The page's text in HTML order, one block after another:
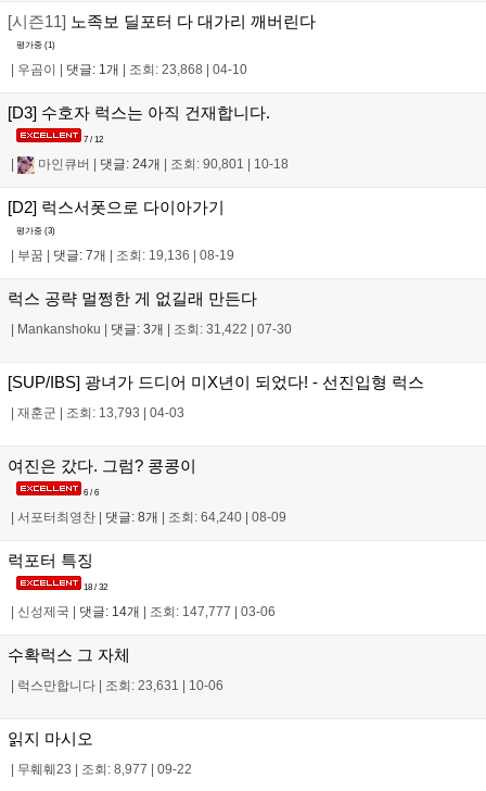
[시즌11] 노족보 딜포터 다 대가리 깨버린다
평가중 (1)
| 우곰이 | 댓글: 1개 | 조회: 23,868 | 04-10
[D3] 수호자 럭스는 아직 건재합니다.
7 / 12
마인큐버 댓글: 24개 조회: 90,801 10-18
[D2] 럭스서폿으로 다이아가기
평가중 (3)
| 부꿈 | 댓글: 7개 | 조회: 19,136 | 08-19
럭스 공략 멀쩡한 게 없길래 만든다
| Mankanshoku | 댓글: 3개 | 조회: 31,422 | 07-30
[SUP/IBS] 광녀가 드디어 미X년이 되었다! - 선진입형 럭스
| 재훈군 | 조회: 13,793 | 04-03
여진은 갔다. 그럼? 콩콩이
6 / 6
| 서포터최영찬 | 댓글: 8개 | 조회: 64,240 | 08-09
럭포터 특징
18 / 32
신성제국 댓글: 14개 조회: 147,777 03-06
수확럭스 그 자체
럭스만합니다 조회: 23,631 10-06
읽지 마시오
무훼훼23 조회: 8,977 09-22